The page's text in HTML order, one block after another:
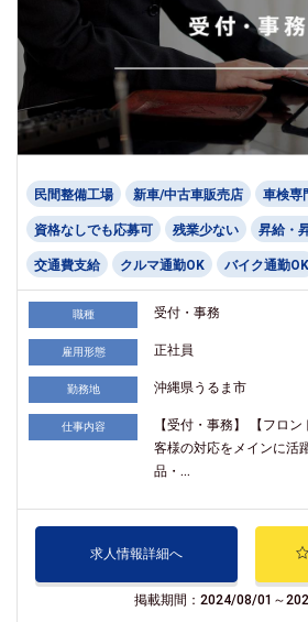
民間整備工場 新車/中古車販売店 車検専
資格なしでも応募可 残業少ない 昇給・
交通費支給 クルマ通勤OK バイク通勤OK
職種 受付・事務
雇用形態 正社員
勤務地 沖縄県うるま市
仕事内容
【受付・事務】 【フロ
客様の対応をメインに活
品・...
求人情報詳細へ
掲載期間：2024/08/01～